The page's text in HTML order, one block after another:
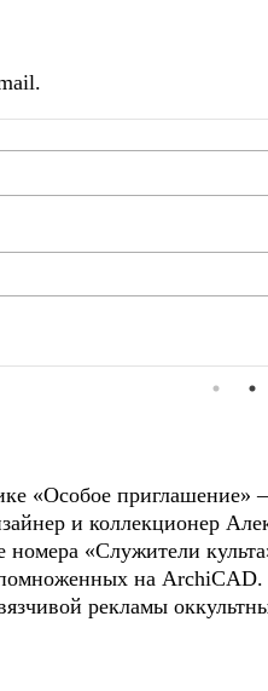
«Особое
и коллекционер
«Служители
на ArchiCAD.
рекламы